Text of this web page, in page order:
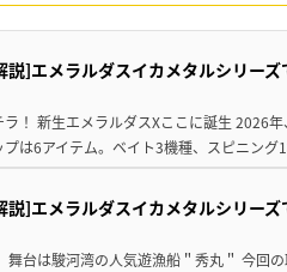
説]エメラルダスイカメタルシリー
！ 新生エメラルダスXここに誕生 2026
プは6アイテム。ベイト3機種、スピニン
説]エメラルダスイカメタルシリー
舞台は駿河湾の人気遊漁船＂秀丸＂ 今回